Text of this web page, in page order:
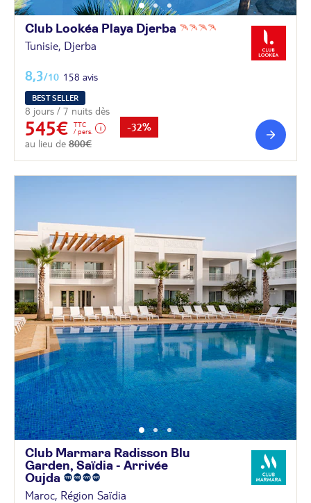
Club Lookéa Playa Djerba
Tunisie, Djerba
8,3/10 158 avis
BEST SELLER
8 jours / 7 nuits dès
545€
TTC
/ pers.
au lieu de 800€
-32%
Club Marmara Radisson Blu
Garden, Saïdia - Arrivée
Oujda
Maroc, Région Saïdia